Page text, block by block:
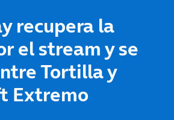
recupera la
el stream y se
Tortilla y
Extremo